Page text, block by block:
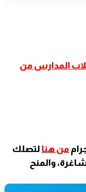
المدارس من
من هنا لتصلك
والمنح